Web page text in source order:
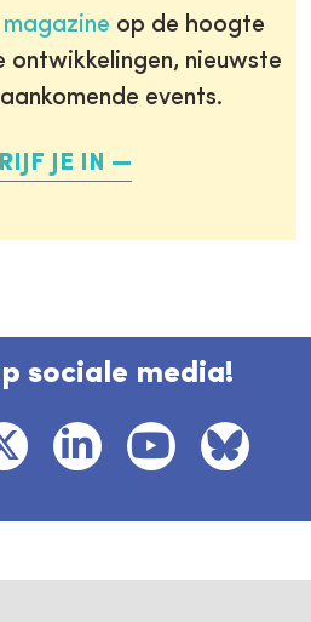
magazine op de hoogte
ontwikkelingen, nieuwste
events.
JE IN
sociale media!